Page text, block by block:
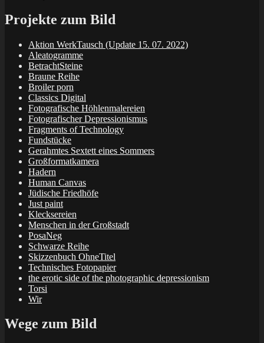
Projekte zum Bild
Aktion WerkTausch (Update 15. 07. 2022)
Aleatogramme
BetrachtSteine
Braune Reihe
Broiler porn
Classics Digital
Fotografische Höhlenmalereien
Fotografischer Depressionismus
Fragments of Technology
Fundstücke
Gerahmtes Sextett eines Sommers
Großformatkamera
Hadern
Human Canvas
Jüdische Friedhöfe
Just paint
Klecksereien
Menschen in der Großstadt
PosaNeg
Schwarze Reihe
Skizzenbuch OhneTitel
Technisches Fotopapier
the erotic side of the photographic depressionism
Torsi
Wir
Wege zum Bild